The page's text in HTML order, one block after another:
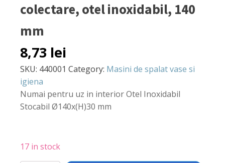
colectare, otel inoxidabil, 140
mm
8,73 lei
SKU: 440001 Category: Masini de spalat vase si
igiena
Numai pentru uz in interior Otel Inoxidabil
Stocabil Ø140x(H)30 mm
17 in stock